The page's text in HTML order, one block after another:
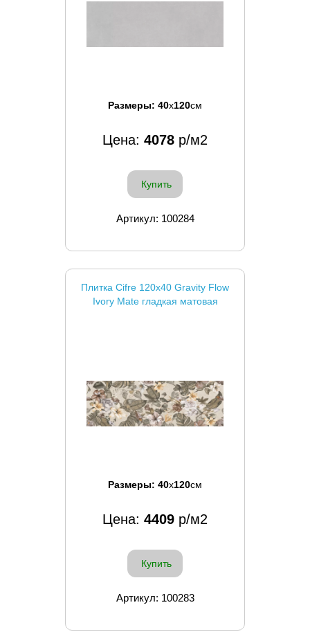
Размеры: 40x120см
Цена: 4078 р/м2
Купить
Артикул: 100284
Плитка Cifre 120x40 Gravity Flow
Ivory Mate гладкая матовая
Размеры: 40x120см
Цена: 4409 р/м2
Купить
Артикул: 100283